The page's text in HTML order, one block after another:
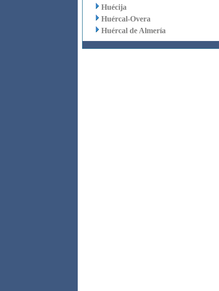
Huécija
Huércal-Overa
Huércal de Almería